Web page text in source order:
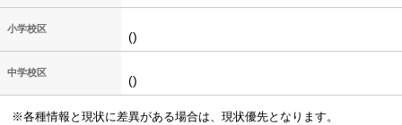
小学校区
()
中学校区
()
※各種情報と現状に差異がある場合は、現状優先となります。